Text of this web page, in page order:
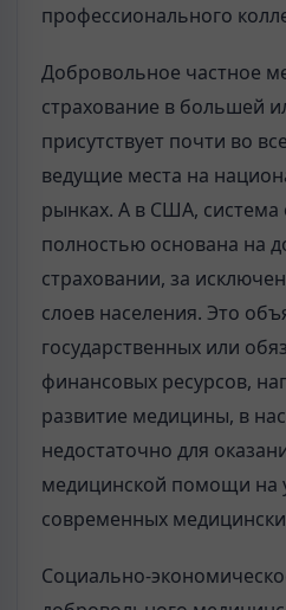
профессионального
Добровольное частное
страхование в большей
присутствует почти во
ведущие места на
рынках. А в США, система
полностью основана на
страховании, за
слоев населения. Это
государственных или
финансовых ресурсов,
развитие медицины, в
недостаточно для
медицинской помощи на
современных
Социально-